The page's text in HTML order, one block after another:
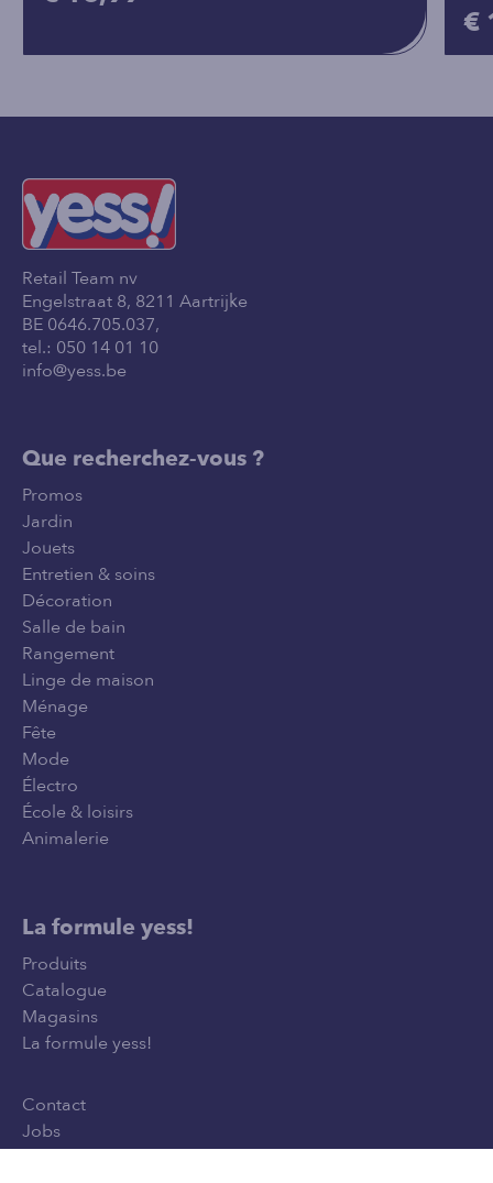
€
Retail Team nv
Engelstraat 8, 8211 Aartrijke
BE 0646.705.037,
tel.: 050 14 01 10
info@yess.be
Que recherchez-vous ?
Promos
Jardin
Jouets
Entretien & soins
Décoration
Salle de bain
Rangement
Linge de maison
Ménage
Fête
Mode
Électro
École & loisirs
Animalerie
La formule yess!
Produits
Catalogue
Magasins
La formule yess!
Contact
Jobs
Privacy Policy